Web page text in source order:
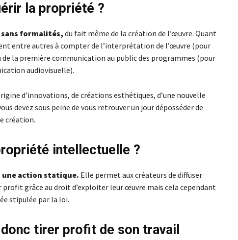
la propriété ?
sans formalités, du fait même de la création de l’œuvre. Quant
entre autres à compter de l’interprétation de l’œuvre (pour
la première communication au public des programmes (pour
audiovisuelle).
d’innovations, de créations esthétiques, d’une nouvelle
devez sous peine de vous retrouver un jour déposséder de
création.
intellectuelle ?
une action statique. Elle permet aux créateurs de diffuser
profit grâce au droit d’exploiter leur œuvre mais cela cependant
stipulée par la loi.
tirer profit de son travail